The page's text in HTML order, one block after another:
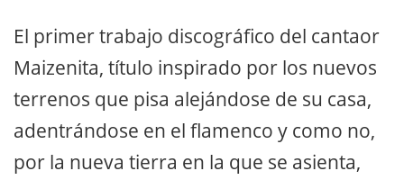
El primer trabajo discográfico del cantaor
Maizenita, título inspirado por los nuevos
terrenos que pisa alejándose de su casa,
adentrándose en el flamenco y como no,
por la nueva tierra en la que se asienta,